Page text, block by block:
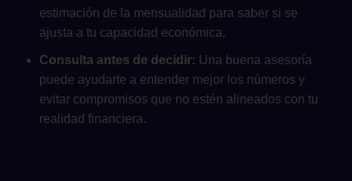
estimación de la mensualidad para saber si se
ajusta a tu capacidad económica.
Consulta antes de decidir: Una buena asesoría
puede ayudarte a entender mejor los números y
evitar compromisos que no estén alineados con tu
realidad financiera.